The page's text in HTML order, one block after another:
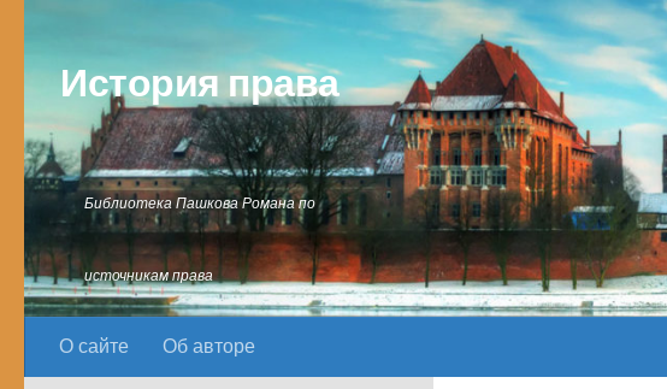
Перейти к содержимому
История права
Библиотека Пашкова Романа по
источникам права
О сайте Об авторе